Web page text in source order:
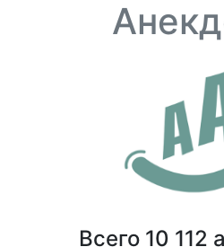
Всего 10 112